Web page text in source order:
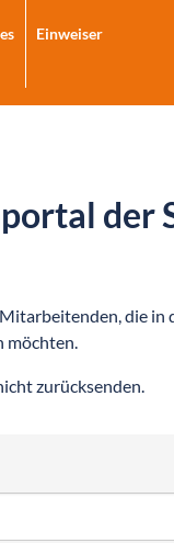
Einweiser
der
die in
möchten.
zurücksenden.